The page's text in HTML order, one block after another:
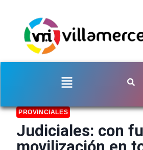
PROVINCIALES
Judiciales: con